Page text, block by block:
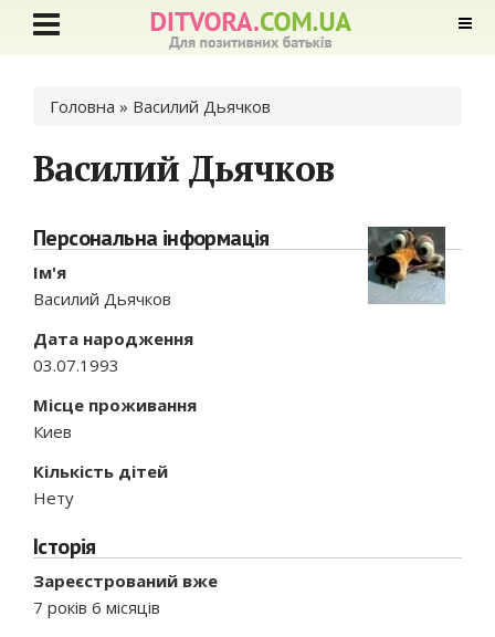
Ви є тут
Головна » Василий Дьячков
Василий Дьячков
Персональна інформація
Ім'я
Василий Дьячков
Дата народження
03.07.1993
Місце проживання
Киев
Кількість дітей
Нету
Історія
Зареєстрований вже
7 років 6 місяців